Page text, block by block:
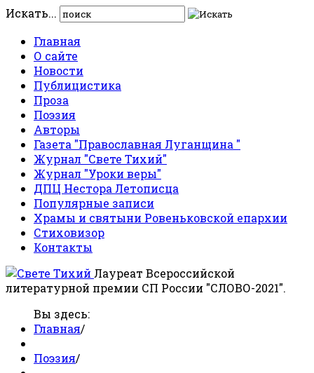
Искать...
Главная
О сайте
Новости
Публицистика
Проза
Поэзия
Авторы
Газета "Православная Луганщина "
Журнал "Свете Тихий"
Журнал "Уроки веры"
ДПЦ Нестора Летописца
Популярные записи
Храмы и святыни Ровеньковской епархии
Стиховизор
Контакты
Лауреат Всероссийской
литературной премии СП России "СЛОВО-2021".
Вы здесь:
Главная/
Поэзия/